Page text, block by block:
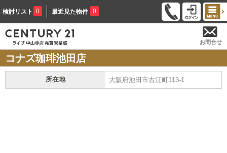
検討リスト 0 最近見た物件 0
お問合せ
コナズ珈琲池田店
所在地 大阪府池田市古江町113-1